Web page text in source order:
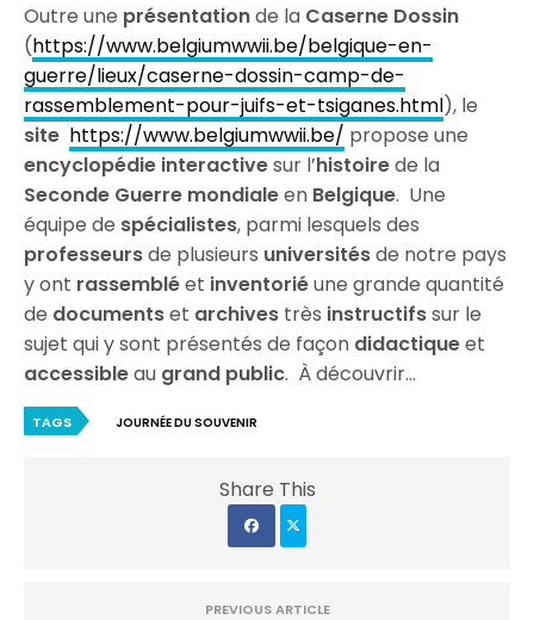
Outre une présentationde la Caserne Dossin
(https://www.belgiumwwii.be/belgique-en-
guerre/lieux/caserne-dossin-camp-de-
rassemblement-pour-juifs-et-tsiganes.html), le
site https://www.belgiumwwii.be/ propose une
encyclopédie interactivesur l’histoirede la
Seconde Guerre mondialeen Belgique. Une
équipe de spécialistes, parmi lesquels des
professeursde plusieurs universitésde notre pays
y ont rassembléet inventoriéune grande quantité
de documentset archives très instructifssur le
sujet qui y sont présentés de façon didactiqueet
accessibleau grand public. À découvrir…
TAGS JOURNÉE DU SOUVENIR
Share This
PREVIOUS ARTICLE